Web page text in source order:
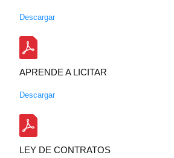
Descargar
APRENDE A LICITAR
Descargar
LEY DE CONTRATOS